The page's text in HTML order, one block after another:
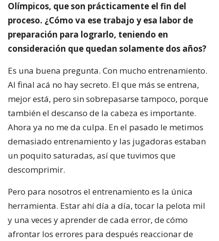
Olímpicos, que son prácticamente el fin del
proceso. ¿Cómo va ese trabajo y esa labor de
preparación para lograrlo, teniendo en
consideración que quedan solamente dos años?
Es una buena pregunta. Con mucho entrenamiento.
Al final acá no hay secreto. El que más se entrena,
mejor está, pero sin sobrepasarse tampoco, porque
también el descanso de la cabeza es importante.
Ahora ya no me da culpa. En el pasado le metimos
demasiado entrenamiento y las jugadoras estaban
un poquito saturadas, así que tuvimos que
descomprimir.
Pero para nosotros el entrenamiento es la única
herramienta. Estar ahí día a día, tocar la pelota mil
y una veces y aprender de cada error, de cómo
afrontar los errores para después reaccionar de